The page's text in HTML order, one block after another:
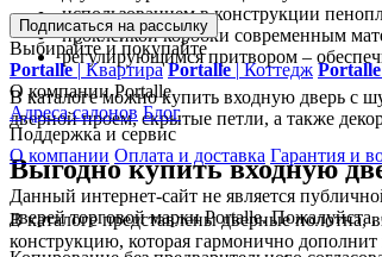
использованием в конструкции
проклейкой коробки современным
регулирующимся притвором –
В каталоге можно купить входную дверь с
дверной проем, скрытые петли, а также
Выгодно купить входную
В каталоге представлены дверные полотна,
конструкцию, которая гармонично
Подписаться на рассылку
Выбирайте и покупайте
Portalle |Квартира Portalle |Коттедж Portalle
О компании Portalle
Адреса салонов Блог
Поддержка и сервис
О компании Оплата и доставка Гарантия и
Данный интернет-сайт не является
дверей торговой марки Portalle.